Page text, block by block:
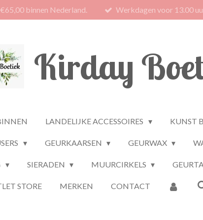
binnen Nederland. Werkdagen voor 13.00
Kirday
LANDELIJKE ACCESSOIRES KUNST
GEURKAARSEN GEURWAX
SIERADEN MUURCIRKELS
STORE MERKEN CONTACT